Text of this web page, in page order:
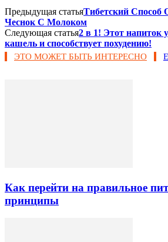
Предыдущая статьяТибетский
Чеснок С Молоком
Следующая статья2 в 1! Этот напиток
кашель и способствует похудению!
ЭТО МОЖЕТ БЫТЬ ИНТЕРЕСНО
Как перейти на правильное
принципы